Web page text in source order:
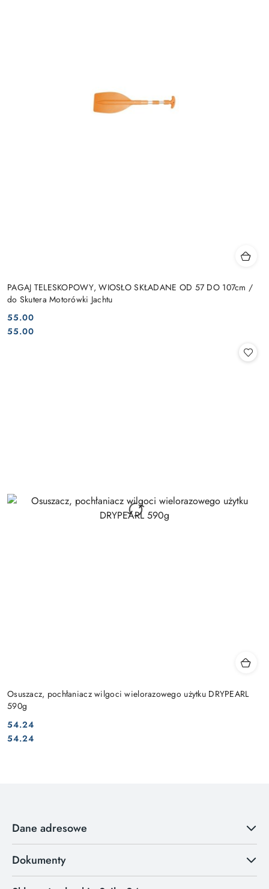
PAGAJ TELESKOPOWY, WIOSŁO SKŁADANE OD 57 DO 107cm /
do Skutera Motorówki Jachtu
Cena:
55.00
Cena:
55.00
Osuszacz, pochłaniacz wilgoci wielorazowego użytku DRYPEARL
590g
Cena:
54.24
Cena:
54.24
Dane adresowe
Dokumenty